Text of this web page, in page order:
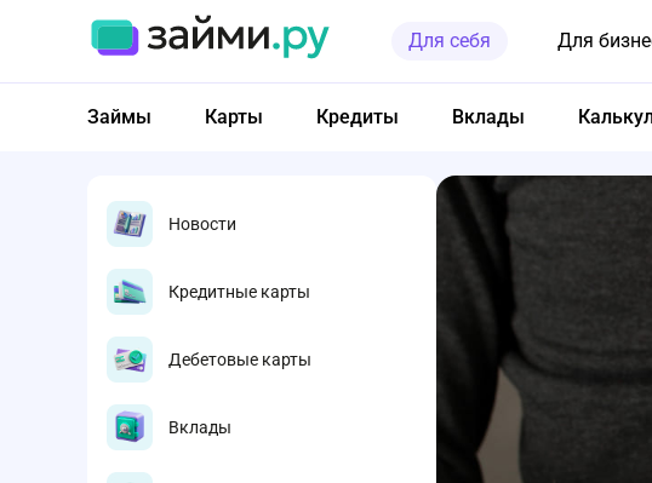
Для себя Для
Займы Карты Кредиты Вклады
Новости
Кредитные карты
Дебетовые карты
Вклады